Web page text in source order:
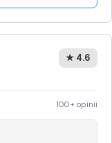
★ 4.6
100+ opinii